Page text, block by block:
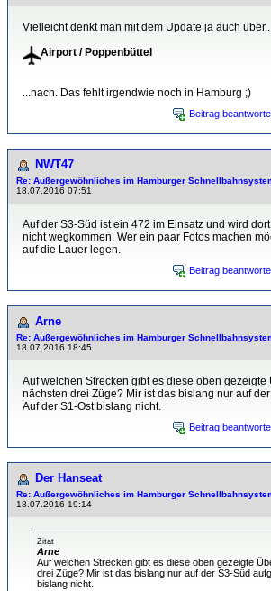
Vielleicht denkt man mit dem Update ja auch
Airport / Poppenbüttel
...nach. Das fehlt irgendwie noch in Hamburg ;)
Beitrag
NWT47
Re: Außergewöhnliches im Hamburger
18.07.2016 07:51
Auf der S3-Süd ist ein 472 im Einsatz und wird
nicht wegkommen. Wer ein paar Fotos machen
auf die Lauer legen.
Beitrag
Arne
Re: Außergewöhnliches im Hamburger
18.07.2016 18:45
Auf welchen Strecken gibt es diese oben gezeigte
nächsten drei Züge? Mir ist das bislang nur auf
Auf der S1-Ost bislang nicht.
Beitrag
Der Hanseat
Re: Außergewöhnliches im Hamburger
18.07.2016 19:14
Zitat
Arne
Auf welchen Strecken gibt es diese oben gezeigte
drei Züge? Mir ist das bislang nur auf der S3-Süd
bislang nicht.